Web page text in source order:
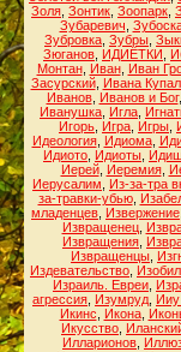
Золя Зонтик Зоопарк
Зубаревич
Зубровка Зубры
Зюганов ИДИЁТКИ
Монтан, Иван, Иван
Засурский, Ивана
Иванов, Иванов и Бог,
Иванушка Игла
Игорь Игра Игры
Идеология, Идиома,
Идиото Идиоты Идиш
Иерей, Иеремия,
Иерусалим
Из-за-тра
за-травки-убью,
младенцев Извержение
Извращенец,
Извращения
Извращенцы
Издевательство
Израиль. Евреи
агрессия Изумруд
Икинс
Икона,
Икусство
Илларионов